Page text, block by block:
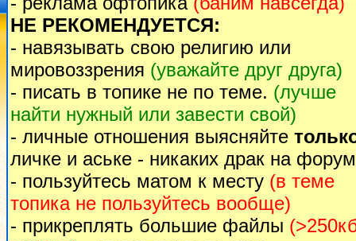
НЕ РЕКОМЕНДУЕТСЯ:
- навязывать свою религию или
мировоззрения (уважайте друг друга)
- писать в топике не по теме. (лучше
найти нужный или завести свой)
- личные отношения выясняйте
личке и аське - никаких драк на
- пользуйтесь матом к месту (в теме
топика не пользуйтесь вообще)
- прикреплять большие файлы